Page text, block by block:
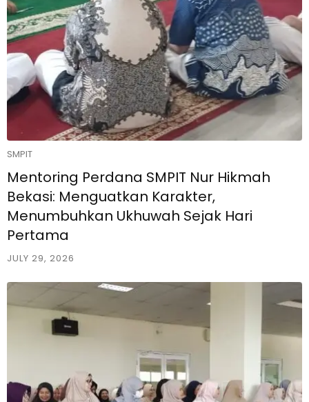
SMPIT
Mentoring Perdana SMPIT Nur Hikmah
Bekasi: Menguatkan Karakter,
Menumbuhkan Ukhuwah Sejak Hari
Pertama
JULY 29, 2026